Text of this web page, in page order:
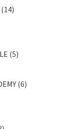
(14)
(5)
(6)